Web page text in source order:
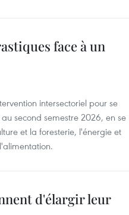
face à un
intersectoriel pour se
second semestre 2026, en se
et la foresterie, l'énergie et
d'élargir leur